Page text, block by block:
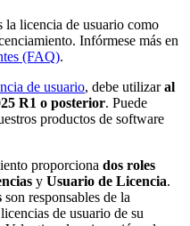
la licencia de usuario como
Infórmese más en
(FAQ).
de usuario, debe utilizaral
R1 o posterior. Puede
productos de software
proporciona dos roles
y Usuario de Licencia.
son responsables de la
de usuario de su